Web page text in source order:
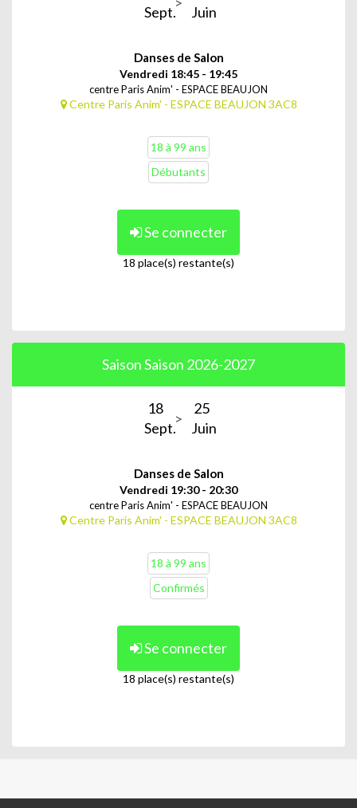
Sept.
Juin
Danses de Salon
Vendredi 18:45 - 19:45
centre Paris Anim' - ESPACE BEAUJON
Centre Paris Anim' - ESPACE BEAUJON 3AC8
18 à 99 ans
Débutants
Se connecter
18 place(s) restante(s)
Saison Saison 2026-2027
18
Sept.
25
Juin
Danses de Salon
Vendredi 19:30 - 20:30
centre Paris Anim' - ESPACE BEAUJON
Centre Paris Anim' - ESPACE BEAUJON 3AC8
18 à 99 ans
Confirmés
Se connecter
18 place(s) restante(s)